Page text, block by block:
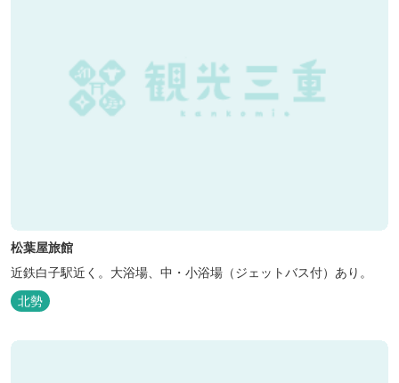
松葉屋旅館
近鉄白子駅近く。大浴場、中・小浴場（ジェットバス付）あり。
北勢